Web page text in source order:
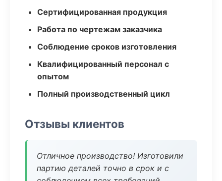
Сертифицированная продукция
Работа по чертежам заказчика
Соблюдение сроков изготовления
Квалифицированный персонал с
опытом
Полный производственный цикл
Отзывы клиентов
Отличное производство! Изготовили
партию деталей точно в срок и с